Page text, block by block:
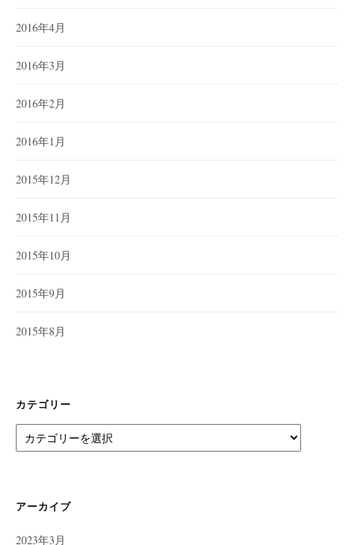
2016年4月
2016年3月
2016年2月
2016年1月
2015年12月
2015年11月
2015年10月
2015年9月
2015年8月
カテゴリー
テ
ー
アーカイブ
2023年3月